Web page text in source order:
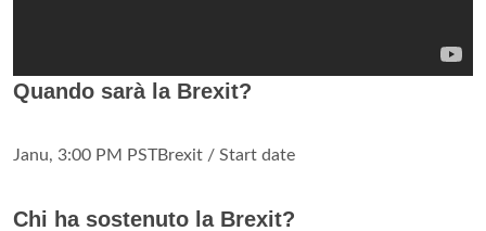
Quando sarà la Brexit?
Janu, 3:00 PM PSTBrexit / Start date
Chi ha sostenuto la Brexit?